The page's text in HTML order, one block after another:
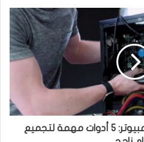
ب
و
ك
ت
ر
دليل شامل لأدوات بناء الكمبيوتر: 5 أدوات مهمة لتجميع